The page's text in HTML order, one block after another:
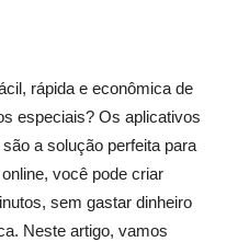
rápida e econômica de
especiais? Os aplicativos
a solução perfeita para
você pode criar
sem gastar dinheiro
Neste artigo, vamos